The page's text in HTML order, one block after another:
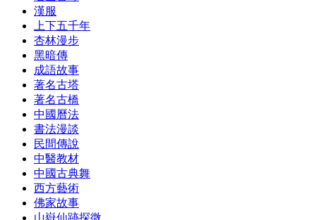
漢服
上下五千年
杏林漫步
黑暗傳
成語故事
著名古塔
著名古橋
中國曆法
書法漫談
民間傳說
中醫教材
中國古典舞
西方藝術
佛家故事
山嶽仙跡探微